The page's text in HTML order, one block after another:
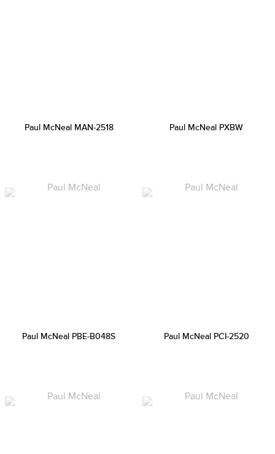
Paul McNeal MAN-2518 Paul McNeal PXBW
Paul McNeal PBE-B048S Paul McNeal PCI-2520